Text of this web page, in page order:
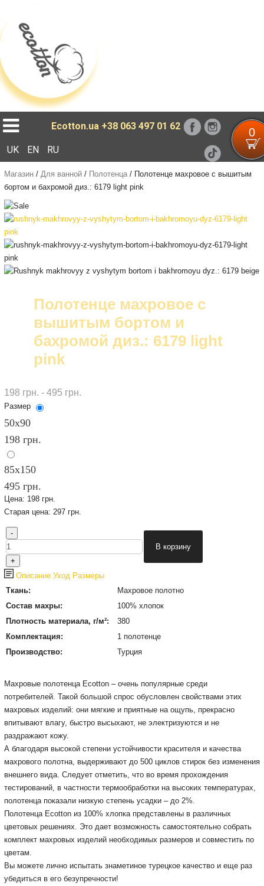
Ecotton.ua +38 063 497 01 62 0
UK EN RU
Магазин/ Для ванной/ Полотенца/ Полотенце махровое с вышитым
бортом и бахромой диз.: 6179 light pink
Полотенце махровое с
вышитым бортом и
бахромой диз.: 6179 light
pink
198 грн. - 495 грн.
Размер
50х90
198 грн.
85x150
495 грн.
Цена: 198 грн.
Старая цена: 297 грн.
Описание Уход Размеры
Ткань:
Махровое полотно
Состав махры:
100% хлопок
Плотность материала, г/м²:
380
Комплектация:
1 полотенце
Производство:
Турция
Махровые полотенца Ecotton – очень популярные среди
потребителей. Такой большой спрос обусловлен свойствами этих
махровых изделий: они мягкие и приятные на ощупь, прекрасно
впитывают влагу, быстро высыхают, не электризуются и не
раздражают кожу.
А благодаря высокой степени устойчивости красителя и качества
махрового полотна, выдерживают до 500 циклов стирок без изменения
внешнего вида. Следует отметить, что во время прохождения
тестирований, в частности термообработки на высоких температурах,
полотенца показали низкую степень усадки – до 2%.
Полотенца Ecotton из 100% хлопка представлены в различных
цветовых решениях. Это дает возможность самостоятельно собрать
комплект махровых изделий необходимых размеров и совместить по
цветам.
Вы можете лично испытать знаметиное турецкое качество и еще раз
убедиться в его безупречности!